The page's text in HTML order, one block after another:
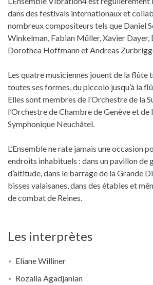
dans des festivals internationaux et
nombreux compositeurs tels que Daniel
Winkelman, Fabian Müller, Xavier Dayer,
Dorothea Hoffmann et Andreas
Les quatre musiciennes jouent de la flûte
toutes ses formes, du piccolo jusqu’à la
Elles sont membres de l’Orchestre de la
l’Orchestre de Chambre de Genève et de
Symphonique Neuchâtel.
L’Ensemble ne rate jamais une occasion
endroits inhabituels : dans un pavillon de
d’altitude, dans le barrage de la Grande
bisses valaisanes, dans des étables et
de combat de Reines.
Les interprètes
Eliane Williner
Rozalia Agadjanian